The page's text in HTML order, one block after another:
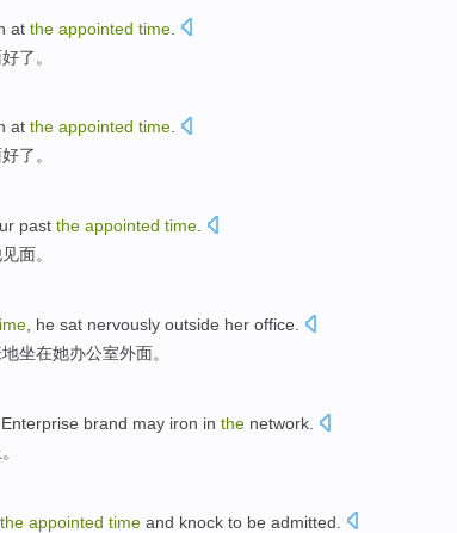
at the appointed time
了。
at the appointed time.
了。
past the appointed time
见面。
he sat nervously outside her office
坐在她办公室外面。
Enterprise brand may iron in the network
the appointed time and knock to be admitted.